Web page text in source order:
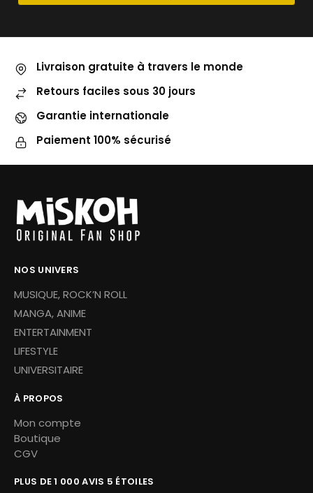
Livraison gratuite à travers le monde
Retours faciles sous 30 jours
Garantie internationale
Paiement 100% sécurisé
NOS UNIVERS
MUSIQUE, ROCK’N ROLL
MANGA, ANIME
ENTERTAINMENT
LIFESTYLE
UNIVERSITAIRE
À PROPOS
Mon compte
Boutique
CGV
PLUS DE 1 000 AVIS 5 ÉTOILES